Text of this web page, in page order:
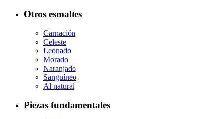
Otros esmaltes
Carnación
Celeste
Leonado
Morado
Naranjado
Sanguíneo
Al natural
Piezas fundamentales